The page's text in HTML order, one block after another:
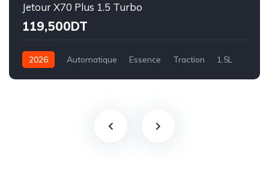
Jetour X70 Plus 1.5 Turbo
119,500DT
2026 Automatique Essence Traction 1.5L